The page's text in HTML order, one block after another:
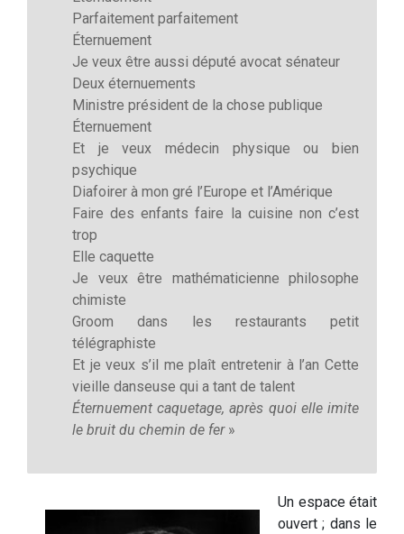
Parfaitement parfaitement
Éternuement
Je veux être aussi député avocat sénateur
Deux éternuements
Ministre président de la chose publique
Éternuement
Et je veux médecin physique ou bien
psychique
Diafoirer à mon gré l’Europe et l’Amérique
Faire des enfants faire la cuisine non c’est
trop
Elle caquette
Je veux être mathématicienne philosophe
chimiste
Groom dans les restaurants petit
télégraphiste
Et je veux s’il me plaît entretenir à l’an Cette
vieille danseuse qui a tant de talent
Éternuement caquetage, après quoi elle imite
le bruit du chemin de fer»
Un espace était
ouvert ; dans le